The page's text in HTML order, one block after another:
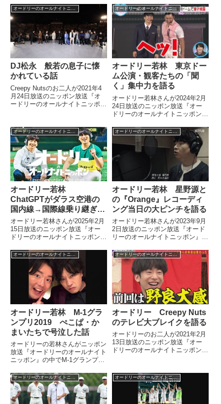
を提供する築地の秘密のお店につ
いてトーク。独特な店主とのやり
取りなどについて話していまし...
レンド入りについてトーク。
TAIGAさんのブレイクの予感など
について話していました。（若林
正恭）あのー、T...
DJ松永 般若の息子に懐
かれている話
Creepy Nutsのお二人が2021年4
月24日放送のニッポン放送『オ
ードリーのオールナイトニッポ
永に憧れて懐いている話をしてい
ました。
オードリーのオールナイトニッポン
オードリー若林 東京ドー
ム公演・観客たちの「聞
く」集中力を語る
オードリー若林さんが2024年2月
24日放送のニッポン放送『オー
ドリーのオールナイトニッポン』
ニッポンin東京ドームを振り返
り。会場に集まった観客たちの
「聞くぞ！」という集中力につい
て話していました。
オードリーのオールナイトニッポン
オードリー若林
ChatGPTがダラス空港の
国内線→国際線乗り継ぎを
完璧に教えてくれた話
オードリー若林さんが2025年2月
15日放送のニッポン放送『オー
ドリーのオールナイトニッポン』
ューオリンズから日本に帰る際に
ダラス空港で国内線から国際線に
乗り継ぎした際の模様を紹介。同
行者たちが空港内移動や預け荷物
のピックアップで悩む中、
ChatGPTに正確な乗り継ぎ情報
を教えてもらっていたと話してい
ました。
オードリーのオールナイトニッポン
オードリー若林 星野源と
の『Orange』レコーディ
ング当日の大ピンチを語る
オードリー若林さんが2023年9月
2日放送のニッポン放送『オード
リーのオールナイトニッポン』の
『LIGHTHOUSE』についてトー
ク。若林さんが作ったラップに星
野さんがトラックをつけた楽曲
『Orange』のレコーディング当
日、若林さんが大ピンチに陥って
しまった話をしていました。
オードリーのオールナイトニッポン
オードリー若林 M-1グラ
ンプリ2019 ぺこぱ・か
まいたちで号泣した話
オードリーの若林さんがニッポン
放送『オードリーのオールナイト
ニッポン』の中でM-1グランプリ
ぱとかまいたちのネタを見て爆笑
しながらも号泣してしまったこと
について話していました。（若林
正恭）今年、M-1見た？（...
オードリーのオールナイトニッポン
オードリー Creepy Nuts
のテレビ大ブレイクを語る
オードリーのお二人が2021年2月
13日放送のニッポン放送『オー
ドリーのオールナイトニッポン』
た。
オードリーのオールナイトニッポン オードリーのオールナイトニッポン